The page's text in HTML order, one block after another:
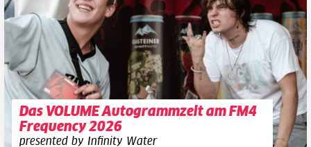
Das VOLUME Autogrammzelt am FM4
Frequency 2026
presented by Infinity Water